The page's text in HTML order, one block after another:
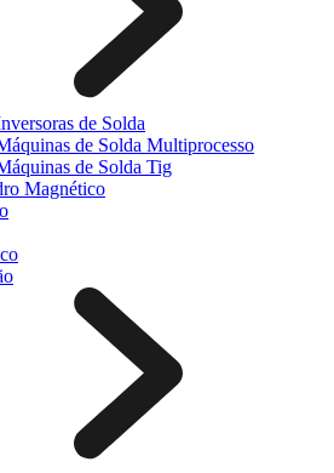
de Solda
de Solda Multiprocesso
de Solda Tig
Magnético